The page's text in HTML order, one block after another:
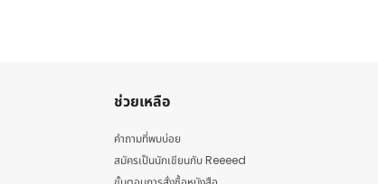
ช่วยเหลือ
คำถามที่พบบ่อย
สมัครเป็นนักเขียนกับ Reeeed